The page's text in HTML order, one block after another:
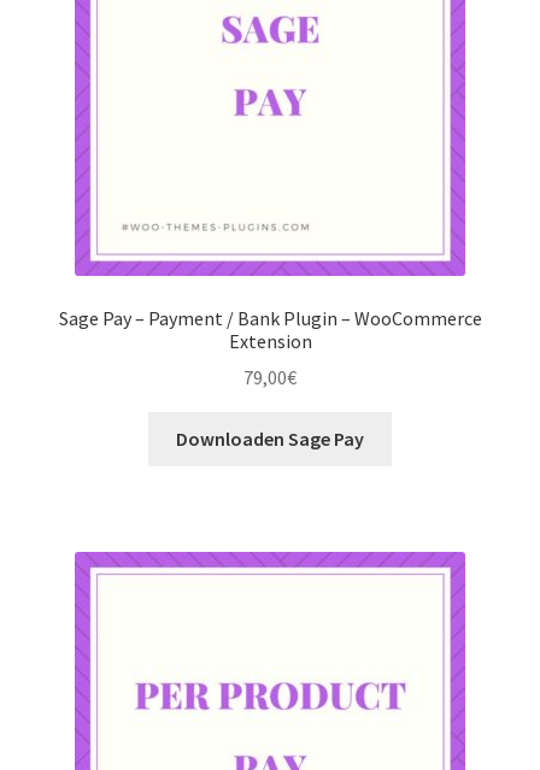
Sage Pay – Payment / Bank Plugin – WooCommerce
Extension
79,00€
Downloaden Sage Pay